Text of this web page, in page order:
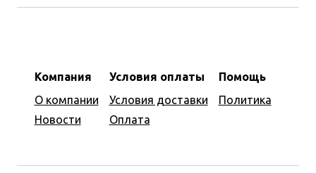
Компания
О компании
Новости
Условия оплаты
Условия доставки
Оплата
Помощь
Политика